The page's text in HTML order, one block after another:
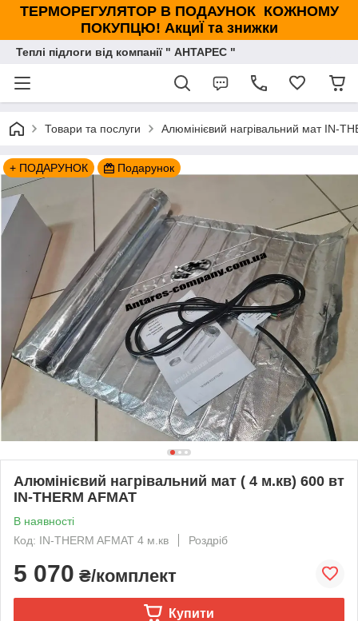
ТЕРМОРЕГУЛЯТОР В ПОДАУНОК КОЖНОМУ
ПОКУПЦЮ! АкциЇ та знижки
Теплі підлоги від компанії " АНТАРЕС "
Товари та послуги Алюмінієвий нагрівальний мат IN-
+ ПОДАРУНОК Подарунок
Алюмінієвий нагрівальний мат ( 4 м.кв) 600 вт
IN-THERM AFMAT
В наявності
Код: IN-THERM AFMAT 4 м.кв
Роздріб
5 070 ₴/комплект
Купити